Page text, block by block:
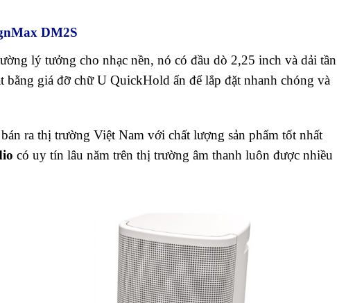
DM2S
lý tưởng cho nhạc nền, nó có đầu dò 2,25 inch và dải tần
giá đỡ chữ U QuickHold ẩn để lắp đặt nhanh chóng và
ra thị trường Việt Nam với chất lượng sản phẩm tốt nhất
có uy tín lâu năm trên thị trường âm thanh luôn được nhiều